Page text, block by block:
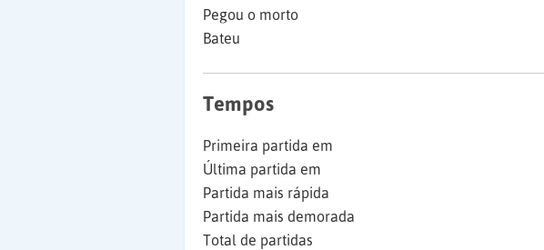
Pegou o morto
Bateu
Tempos
Primeira partida em
Última partida em
Partida mais rápida
Partida mais demorada
Total de partidas